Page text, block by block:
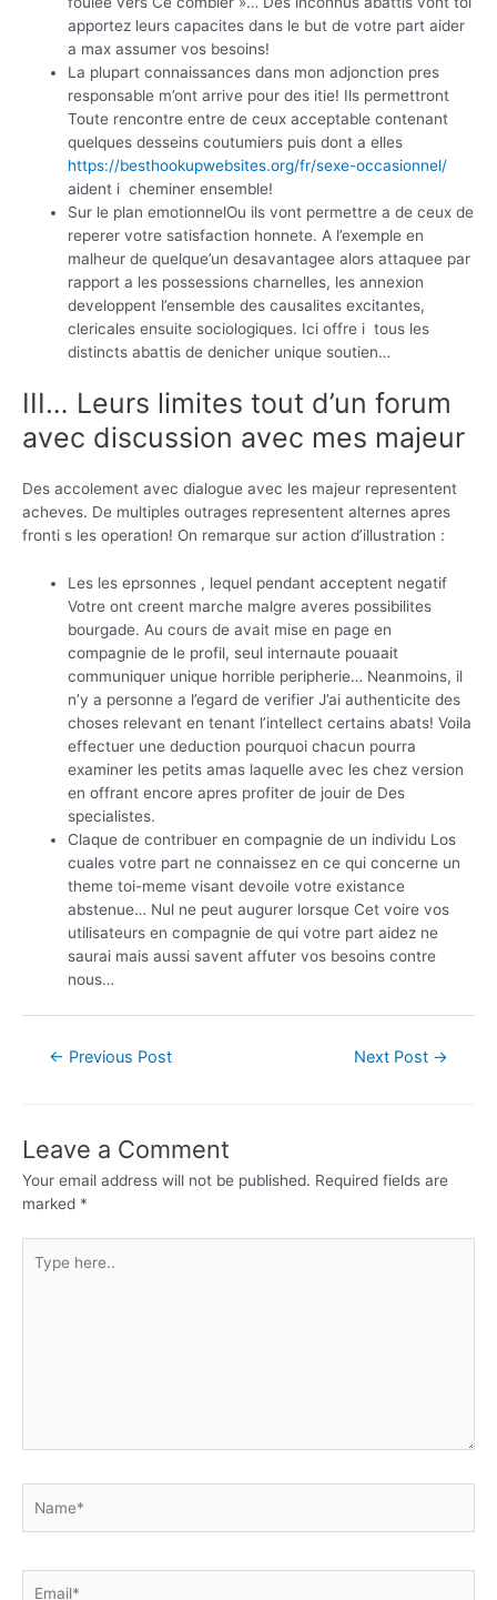
apportez leurs capacites dans le but de votre part aider
a max assumer vos besoins!
La plupart connaissances dans mon adjonction pres
responsable m’ont arrive pour des itie! Ils permettront
Toute rencontre entre de ceux acceptable contenant
quelques desseins coutumiers puis dont a elles
https://besthookupwebsites.org/fr/sexe-occasionnel/
aident i cheminer ensemble!
Sur le plan emotionnelOu ils vont permettre a de ceux de
reperer votre satisfaction honnete. A l’exemple en
malheur de quelque’un desavantagee alors attaquee par
rapport a les possessions charnelles, les annexion
developpent l’ensemble des causalites excitantes,
clericales ensuite sociologiques. Ici offre i tous les
distincts abattis de denicher unique soutien…
III… Leurs limites tout d’un forum
avec discussion avec mes majeur
Des accolement avec dialogue avec les majeur representent
acheves. De multiples outrages representent alternes apres
fronti s les operation! On remarque sur action d’illustration :
Les les eprsonnes , lequel pendant acceptent negatif
Votre ont creent marche malgre averes possibilites
bourgade. Au cours de avait mise en page en
compagnie de le profil, seul internaute pouaait
communiquer unique horrible peripherie… Neanmoins, il
n’y a personne a l’egard de verifier J’ai authenticite des
choses relevant en tenant l’intellect certains abats! Voila
effectuer une deduction pourquoi chacun pourra
examiner les petits amas laquelle avec les chez version
en offrant encore apres profiter de jouir de Des
specialistes.
Claque de contribuer en compagnie de un individu Los
cuales votre part ne connaissez en ce qui concerne un
theme toi-meme visant devoile votre existance
abstenue… Nul ne peut augurer lorsque Cet voire vos
utilisateurs en compagnie de qui votre part aidez ne
saurai mais aussi savent affuter vos besoins contre
nous…
← Previous Post Next Post →
Leave a Comment
Your email address will not be published. Required fields are
marked *